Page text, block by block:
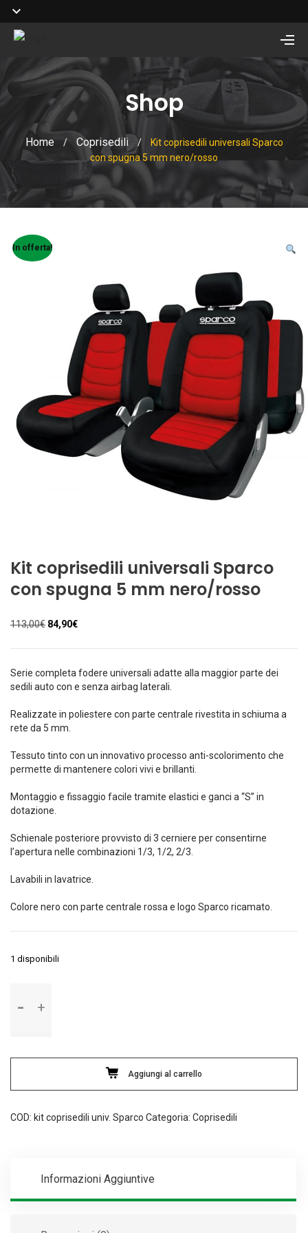
Shop
Home / Coprisedili /
Kit coprisedili universali Sparco
con spugna 5 mm nero/rosso
In offerta!
Kit coprisedili universali Sparco
con spugna 5 mm nero/rosso
113,00€ Il
originale
113,00€.
84,90€Il
attuale
84,90€.
Serie completa fodere universali adatte alla maggior parte dei
sedili auto con e senza airbag laterali.
Realizzate in poliestere con parte centrale rivestita in schiuma a
rete da 5 mm.
Tessuto tinto con un innovativo processo anti-scolorimento che
permette di mantenere colori vivi e brillanti.
Montaggio e fissaggio facile tramite elastici e ganci a “S” in
dotazione.
Schienale posteriore provvisto di 3 cerniere per consentirne
l’apertura nelle combinazioni 1/3, 1/2, 2/3.
Lavabili in lavatrice.
Colore nero con parte centrale rossa e logo Sparco ricamato.
1 disponibili
coprisedili
con
5
nero/rosso
Aggiungi al carrello
COD: kit coprisedili univ. Sparco Categoria: Coprisedili
Informazioni Aggiuntive